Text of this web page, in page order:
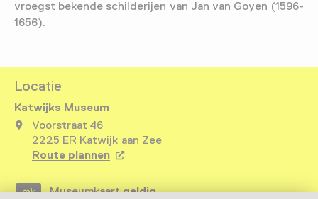
vroegst bekende schilderijen van Jan van Goyen (1596-
1656).
Locatie
Katwijks Museum
Voorstraat 46
2225 ER Katwijk aan Zee
Route plannen Opent in een nieuw tabblad
Museumkaartgeldig